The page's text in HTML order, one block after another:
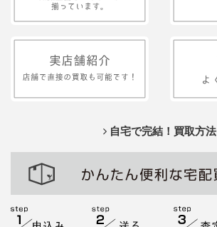
自宅で完結！買取方法